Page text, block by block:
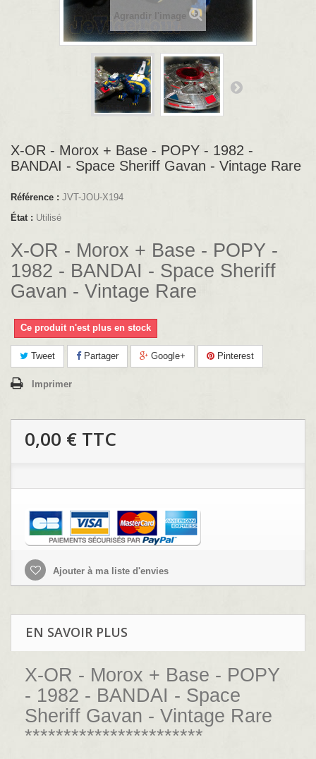
Agrandir l'image
X-OR - Morox + Base - POPY - 1982 -
BANDAI - Space Sheriff Gavan - Vintage Rare
Référence : JVT-JOU-X194
État : Utilisé
X-OR - Morox + Base - POPY -
1982 - BANDAI - Space Sheriff
Gavan - Vintage Rare
Ce produit n'est plus en stock
Tweet Partager Google+ Pinterest
Imprimer
0,00 € TTC
Ajouter à ma liste d'envies
EN SAVOIR PLUS
X-OR - Morox + Base - POPY
- 1982 - BANDAI - Space
Sheriff Gavan - Vintage Rare
***********************